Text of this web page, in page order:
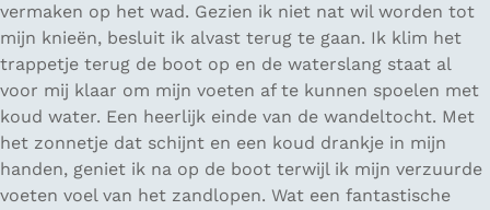
vermaken op het wad. Gezien ik niet nat wil worden tot
mijn knieën, besluit ik alvast terug te gaan. Ik klim het
trappetje terug de boot op en de waterslang staat al
voor mij klaar om mijn voeten af te kunnen spoelen met
koud water. Een heerlijk einde van de wandeltocht. Met
het zonnetje dat schijnt en een koud drankje in mijn
handen, geniet ik na op de boot terwijl ik mijn verzuurde
voeten voel van het zandlopen. Wat een fantastische